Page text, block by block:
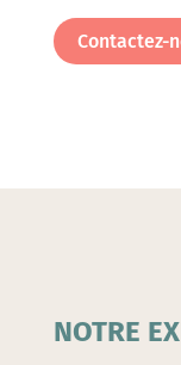
Contactez-
NOTRE